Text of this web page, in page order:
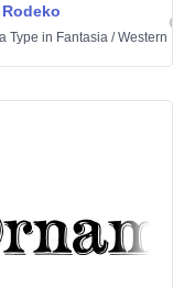
Type in Fantasia /Western